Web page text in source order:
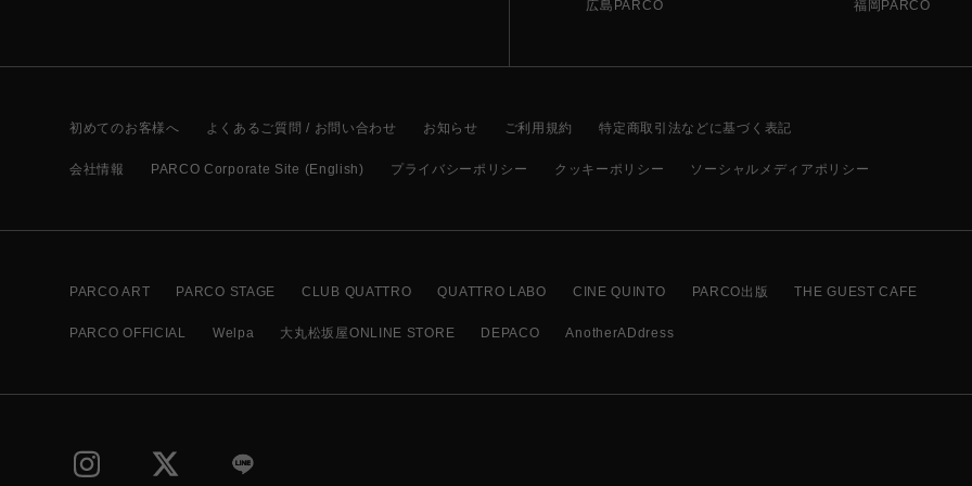
広島PARCO
福岡PARCO
初めてのお客様へ よくあるご質問 / お問い合わせ お知らせ ご利用規約 特定商取引法などに基づく表記
会社情報 PARCO Corporate Site (English) プライバシーポリシー クッキーポリシー ソーシャルメディアポリシー
PARCO ART PARCO STAGE CLUB QUATTRO QUATTRO LABO CINE QUINTO PARCO出版 THE GUEST CAFE
PARCO OFFICIAL Welpa 大丸松坂屋ONLINE STORE DEPACO AnotherADdress